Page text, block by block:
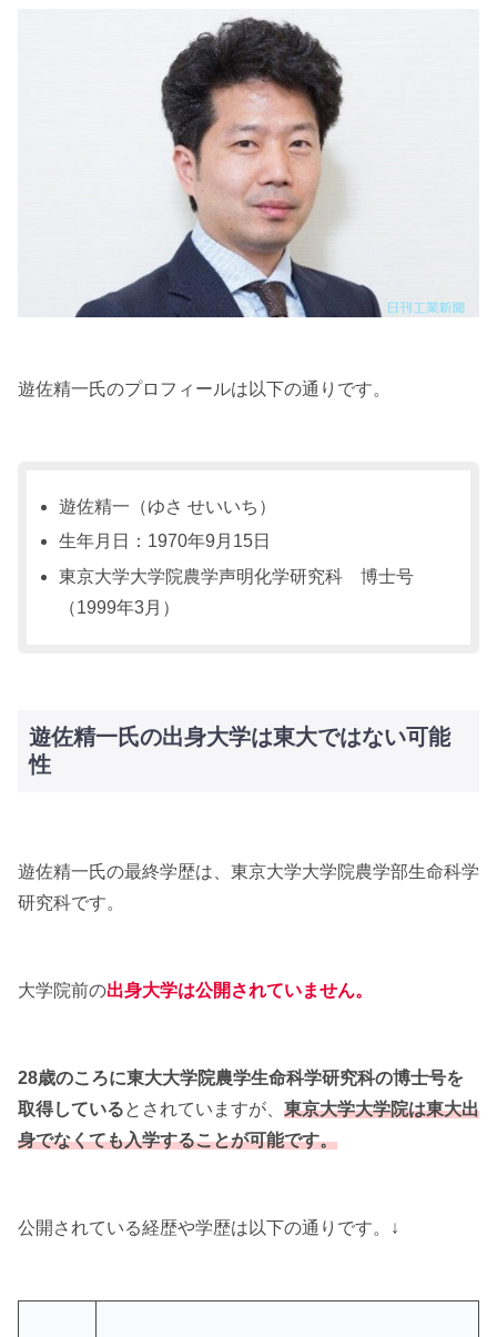
遊佐精一氏のプロフィールは以下の通りです。
遊佐精一（ゆさ せいいち）
生年月日：1970年9月15日
東京大学大学院農学声明化学研究科 博士号
（1999年3月）
遊佐精一氏の出身大学は東大ではない可能
性
遊佐精一氏の最終学歴は、東京大学大学院農学部生命科学
研究科です。
大学院前の出身大学は公開されていません。
28歳のころに東大大学院農学生命科学研究科の博士号を
取得しているとされていますが、 東京大学大学院は東大出
身でなくても入学することが可能です。
公開されている経歴や学歴は以下の通りです。↓